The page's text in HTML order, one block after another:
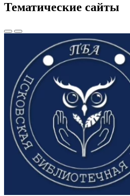
Тематические сайты